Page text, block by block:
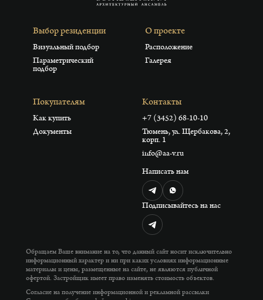
Выбор резиденции
Визуальный подбор
Параметрический
подбор
О проекте
Расположение
Галерея
Покупателям
Как купить
Документы
Контакты
+7 (3452) 68-10-10
Тюмень, ул. Щербакова, 2,
корп. 1
info@aa-v.ru
Написать нам
Подписывайтесь на нас
Согласие на получение информационной и рекламной рассылки
Обращаем Ваше внимание на то, что данный сайт носит исключительно
информационный характер и ни при каких условиях информационные
материалы и цены, размещенные на сайте, не являются публичной
офертой. Застройщик имеет право изменять стоимость объектов.